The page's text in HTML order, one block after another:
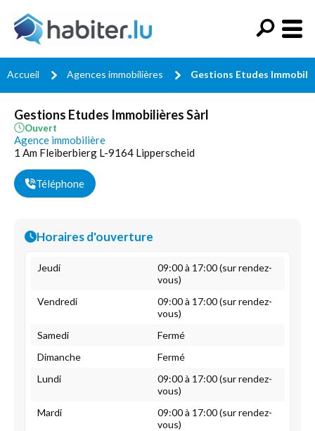
Accueil Agences immobilières Gestions Etudes
Gestions Etudes Immobilières Sàrl
Ouvert
Agence immobilière
1 Am Fleiberbierg L-9164 Lipperscheid
Téléphone
Horaires d'ouverture
Jeudi
09:00 à 17:00 (sur rendez-
vous)
Vendredi
09:00 à 17:00 (sur rendez-
vous)
Samedi
Fermé
Dimanche
Fermé
Lundi
09:00 à 17:00 (sur rendez-
vous)
Mardi
09:00 à 17:00 (sur rendez-
vous)